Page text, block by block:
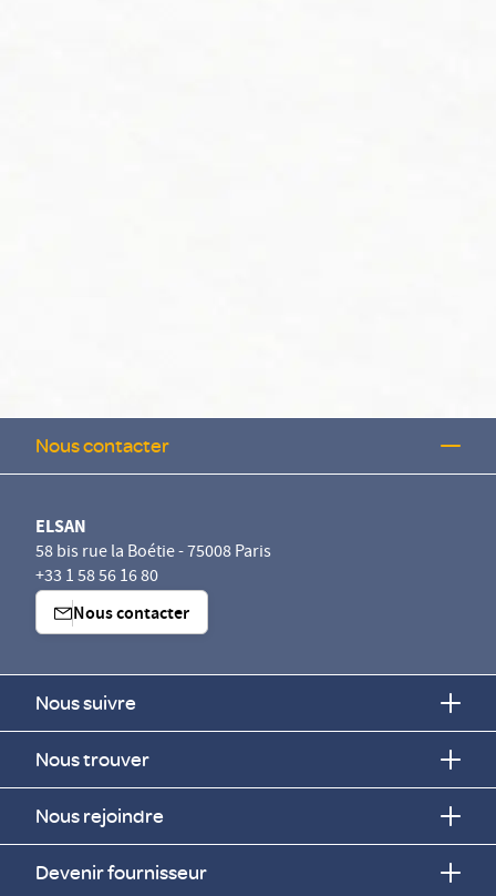
Nous contacter
ELSAN
58 bis rue la Boétie - 75008 Paris
+33 1 58 56 16 80
Nous contacter
Nous suivre
Nous trouver
Nous rejoindre
Devenir fournisseur